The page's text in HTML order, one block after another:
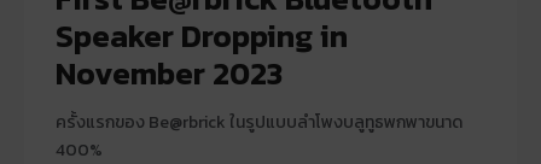
Speaker Dropping in
November 2023
ครั้งแรกของ Be@rbrick ในรูปแบบลำโพงบลูทูธพกพาขนาด
400%